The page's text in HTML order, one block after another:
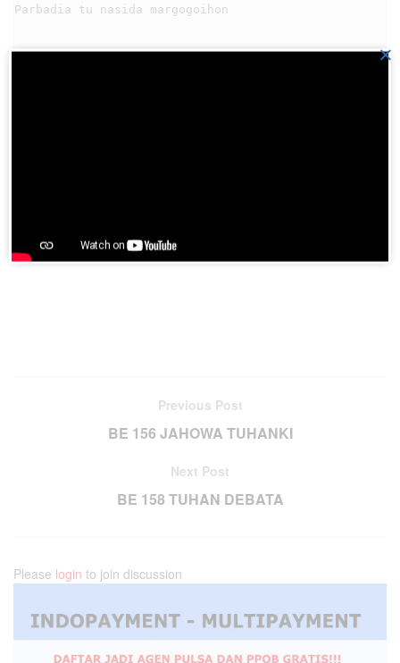
Parbadia tu nasida margogoihon
Previous Post
BE 156 JAHOWA TUHANKI
Next Post
BE 158 TUHAN DEBATA
Please login to join discussion
×